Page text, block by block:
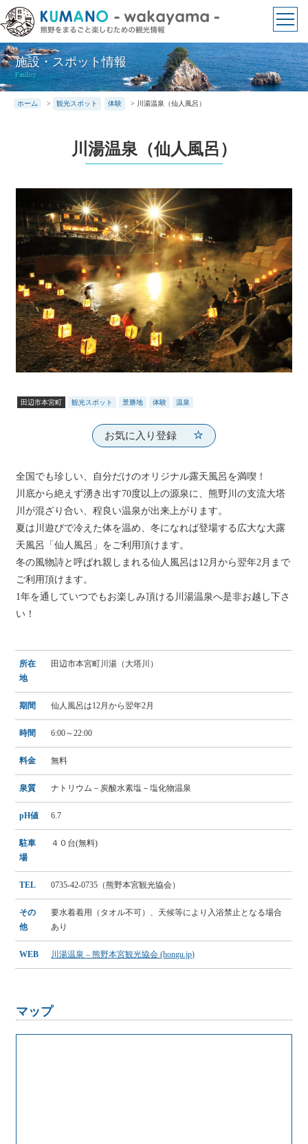
文
に
ス
キ
ッ
施設・スポット情報
Fasility
ホーム > 観光スポット 体験 > 川湯温泉（仙人風呂）
川湯温泉（仙人風呂）
田辺市本宮町 観光スポット 景勝地 体験 温泉
お気に入り登録
全国でも珍しい、自分だけのオリジナル露天風呂を満喫！
川底から絶えず湧き出す70度以上の源泉に、熊野川の支流大塔
川が混ざり合い、程良い温泉が出来上がります。
夏は川遊びで冷えた体を温め、冬になれば登場する広大な大露
天風呂「仙人風呂」をご利用頂けます。
冬の風物詩と呼ばれ親しまれる仙人風呂は12月から翌年2月まで
ご利用頂けます。
1年を通していつでもお楽しみ頂ける川湯温泉へ是非お越し下さ
い！
所在
地
田辺市本宮町川湯（大塔川）
期間 仙人風呂は12月から翌年2月
時間 6:00～22:00
料金 無料
泉質 ナトリウム－炭酸水素塩－塩化物温泉
pH値 6.7
駐車
場
４０台(無料)
TEL 0735-42-0735（熊野本宮観光協会）
その
他
要水着着用（タオル不可）、天候等により入浴禁止となる場合
あり
WEB 川湯温泉 – 熊野本宮観光協会 (hongu.jp)
マップ